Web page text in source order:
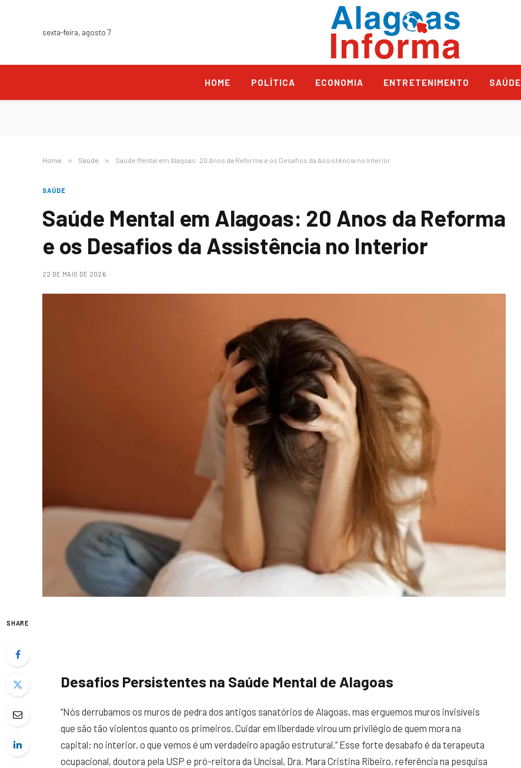
sexta-feira, agosto 7
HOME POLÍTICA ECONOMIA ENTRETENIMENTO SAÚDE
Home » Saúde » Saúde Mental em Alagoas: 20 Anos da Reforma e os Desafios da Assistência no Interior
SAÚDE
Saúde Mental em Alagoas: 20 Anos da Reforma
e os Desafios da Assistência no Interior
22 DE MAIO DE 2026
SHARE
Desafios Persistentes na Saúde Mental de Alagoas
“Nós derrubamos os muros de pedra dos antigos sanatórios de Alagoas, mas erguemos muros invisíveis
que são tão violentos quanto os primeiros. Cuidar em liberdade virou um privilégio de quem mora na
capital; no interior, o que vemos é um verdadeiro apagão estrutural.” Esse forte desabafo é da terapeuta
ocupacional, doutora pela USP e pró-reitora da Uncisal, Dra. Mara Cristina Ribeiro, referência na pesquisa